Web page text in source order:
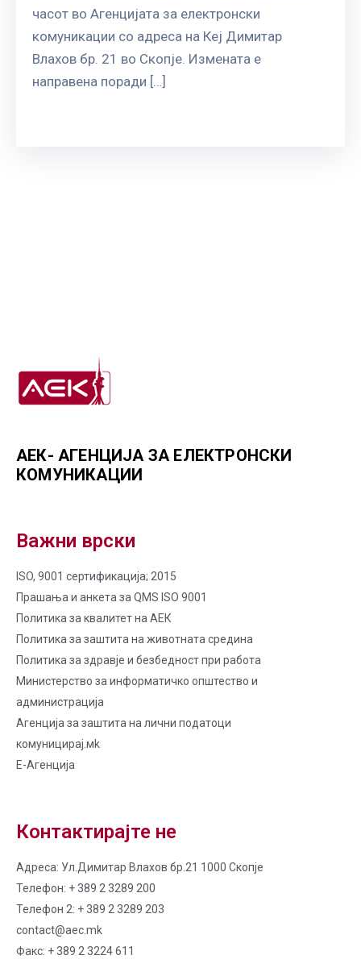
часот во Агенцијата за електронски
комуникации со адреса на Кеј Димитар
Влахов бр. 21 во Скопје. Измената е
направена поради […]
АЕК- АГЕНЦИЈА ЗА ЕЛЕКТРОНСКИ
КОМУНИКАЦИИ
Важни врски
ISO, 9001 сертификација; 2015
Прашања и анкета за QMS ISO 9001
Политика за квалитет на AЕК
Политика за заштита на животната средина
Политика за здравје и безбедност при работа
Министерство за информатичко општество и
администрација
Агенција за заштита на лични податоци
комуницирај.мk
Е-Агенција
Контактирајте не
Адреса: Ул.Димитар Влахов бр.21 1000 Скопје
Телефон: + 389 2 3289 200
Телефон 2: + 389 2 3289 203
contact@aec.mk
Факс: + 389 2 3224 611